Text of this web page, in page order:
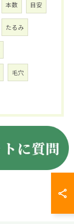
本数 目安
たるみ
毛穴